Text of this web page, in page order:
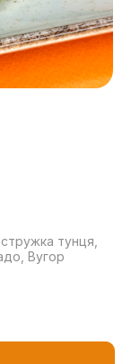
стружка тунця,
Вугор